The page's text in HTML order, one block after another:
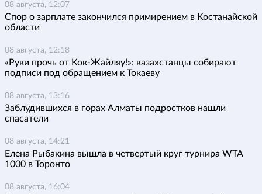
08 августа, 12:07
Спор о зарплате закончился примирением в Костанайской
области
08 августа, 12:18
«Руки прочь от Кок-Жайляу!»: казахстанцы собирают
подписи под обращением к Токаеву
08 августа, 13:16
Заблудившихся в горах Алматы подростков нашли
спасатели
08 августа, 14:21
Елена Рыбакина вышла в четвертый круг турнира WTA
1000 в Торонто
08 августа, 16:04